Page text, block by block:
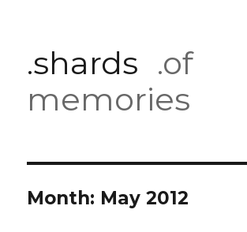
.shards .of
memories
Month: May 2012